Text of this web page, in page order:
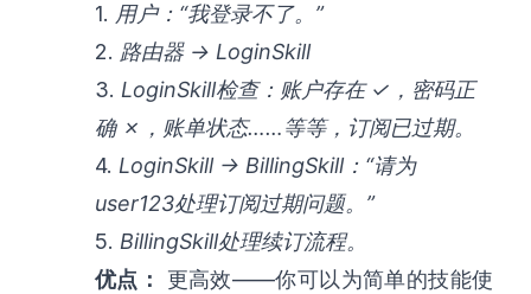
1. 用户：“我登录不了。”
2. 路由器 → LoginSkill
3. LoginSkill检查：账户存在 ✓，密码正
确 ✗，账单状态……等等，订阅已过期。
4. LoginSkill → BillingSkill：“请为
user123处理订阅过期问题。”
5. BillingSkill处理续订流程。
优点：
更高效——你可以为简单的技能使